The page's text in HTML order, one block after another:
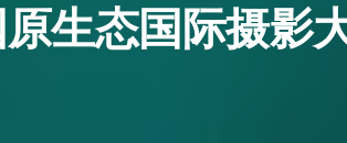
生态国际摄影